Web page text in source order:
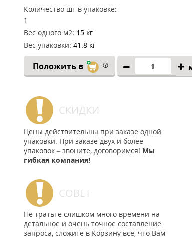
Количество шт в упаковке:
1
Вес одного м2: 15 кг
Вес упаковки: 41.8 кг
Положить в
СКИДКИ
Цены действительны при заказе одной
упаковки. При заказе двух и более
упаковок – звоните, договоримся! Мы
гибкая компания!
СОВЕТ
Не тратьте слишком много времени на
детальное и очень точное составление
запроса, сложите в Корзину все, что Вам